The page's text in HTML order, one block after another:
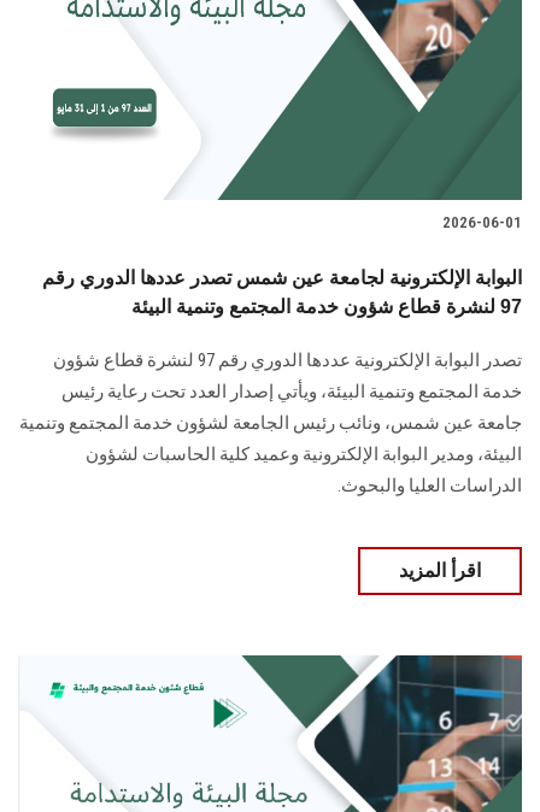
2026-06-01
البوابة الإلكترونية لجامعة عين شمس تصدر عددها الدوري رقم
97 لنشرة قطاع شؤون خدمة المجتمع وتنمية البيئة
تصدر البوابة الإلكترونية عددها الدوري رقم 97 لنشرة قطاع شؤون
خدمة ‏المجتمع وتنمية البيئة‎، ويأتي إصدار العدد تحت رعاية رئيس
جامعة عين شمس، ونائب رئيس الجامعة لشؤون خدمة المجتمع وتنمية
البيئة، و‏مدير البوابة الإلكترونية وعميد كلية الحاسبات لشؤون
الدراسات العليا ‏والبحوث‎.‎
اقرأ المزيد